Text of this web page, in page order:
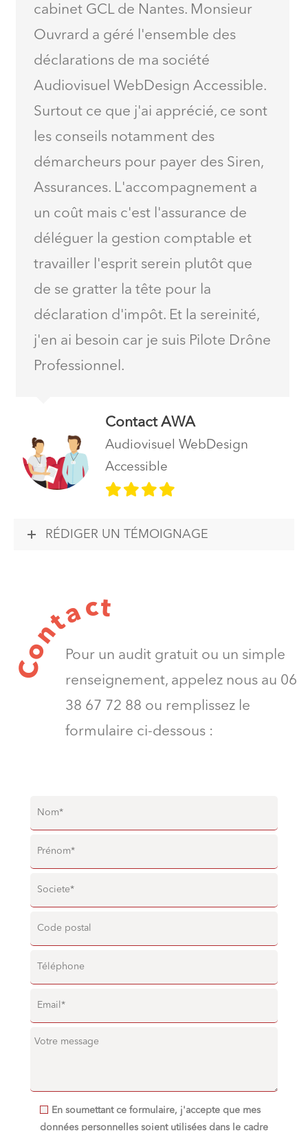
cabinet GCL de Nantes. Monsieur
Ouvrard a géré l'ensemble des
déclarations de ma société
Audiovisuel WebDesign Accessible.
Surtout ce que j'ai apprécié, ce sont
les conseils notamment des
démarcheurs pour payer des Siren,
Assurances. L'accompagnement a
un coût mais c'est l'assurance de
déléguer la gestion comptable et
travailler l'esprit serein plutôt que
de se gratter la tête pour la
déclaration d'impôt. Et la sereinité,
j'en ai besoin car je suis Pilote Drône
Professionnel.
Contact AWA
Audiovisuel WebDesign
Accessible
RÉDIGER UN TÉMOIGNAGE
C
o
n
tact
Pour un audit gratuit ou un simple
renseignement, appelez nous au 06
38 67 72 88 ou remplissez le
formulaire ci-dessous :
En soumettant ce formulaire, j'accepte que mes
données personnelles soient utilisées dans le cadre